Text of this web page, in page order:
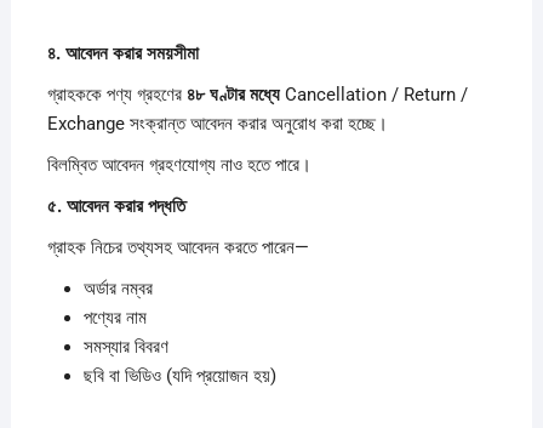
৪. আবেদনকরারসময়সীমা
গ্রাহককে পণ্য গ্রহণের ৪৮ঘণ্টারমধ্যেCancellation / Return /
Exchange সংক্রান্ত আবেদন করার অনুরোধ করা হচ্ছে।
বিলম্বিত আবেদন গ্রহণযোগ্য নাও হতে পারে।
৫. আবেদনকরারপদ্ধতি
গ্রাহক নিচের তথ্যসহ আবেদন করতে পারেন—
অর্ডার নম্বর
পণ্যের নাম
সমস্যার বিবরণ
ছবি বা ভিডিও (যদি প্রয়োজন হয়)